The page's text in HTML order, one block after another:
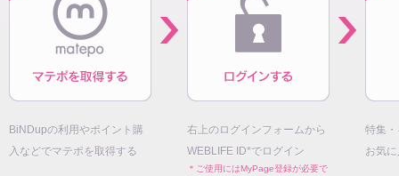
BiNDupの利用やポイント購
入などでマテポを取得する
右上のログインフォームから
WEBLIFE ID*でログイン
＊ご使用にはMyPage登録が必要で
特集
お気